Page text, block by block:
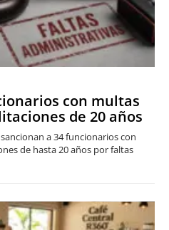
con multas
de 20 años
a 34 funcionarios con
de hasta 20 años por faltas